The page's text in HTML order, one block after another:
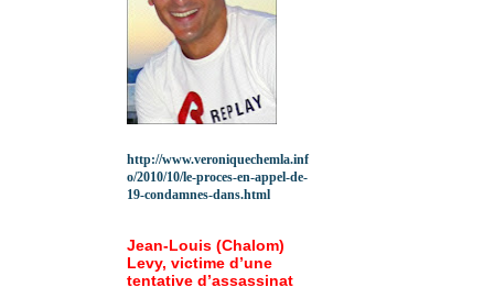
http://www.veroniquechemla.inf
o/2010/10/le-proces-en-appel-de-
19-condamnes-dans.html
Jean-Louis (Chalom)
Levy, victime d’une
tentative d’assassinat